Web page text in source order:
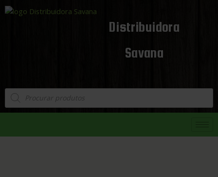
Distribuidora
Savana